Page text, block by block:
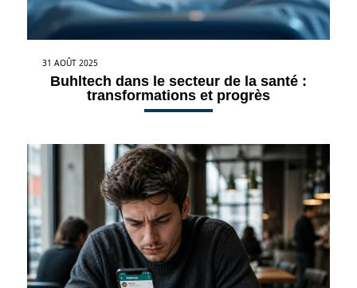
31 AOÛT 2025
Buhltech dans le secteur de la santé :
transformations et progrès